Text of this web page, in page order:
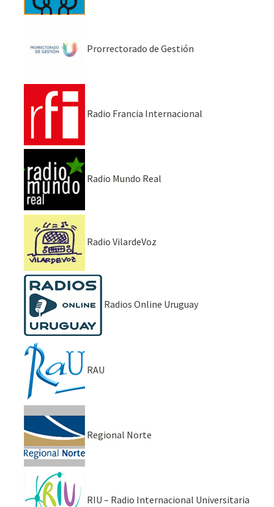
Prorrectorado de Gestión
Radio Francia Internacional
Radio Mundo Real
Radio VilardeVoz
Radios Online Uruguay
RAU
Regional Norte
RIU – Radio Internacional Universitaria